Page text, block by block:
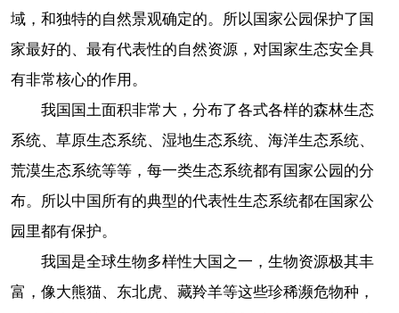
域，和独特的自然景观确定的。所以国家公园保护了国
家最好的、最有代表性的自然资源，对国家生态安全具
有非常核心的作用。
我国国土面积非常大，分布了各式各样的森林生态
系统、草原生态系统、湿地生态系统、海洋生态系统、
荒漠生态系统等等，每一类生态系统都有国家公园的分
布。所以中国所有的典型的代表性生态系统都在国家公
园里都有保护。
我国是全球生物多样性大国之一，生物资源极其丰
富，像大熊猫、东北虎、藏羚羊等这些珍稀濒危物种，